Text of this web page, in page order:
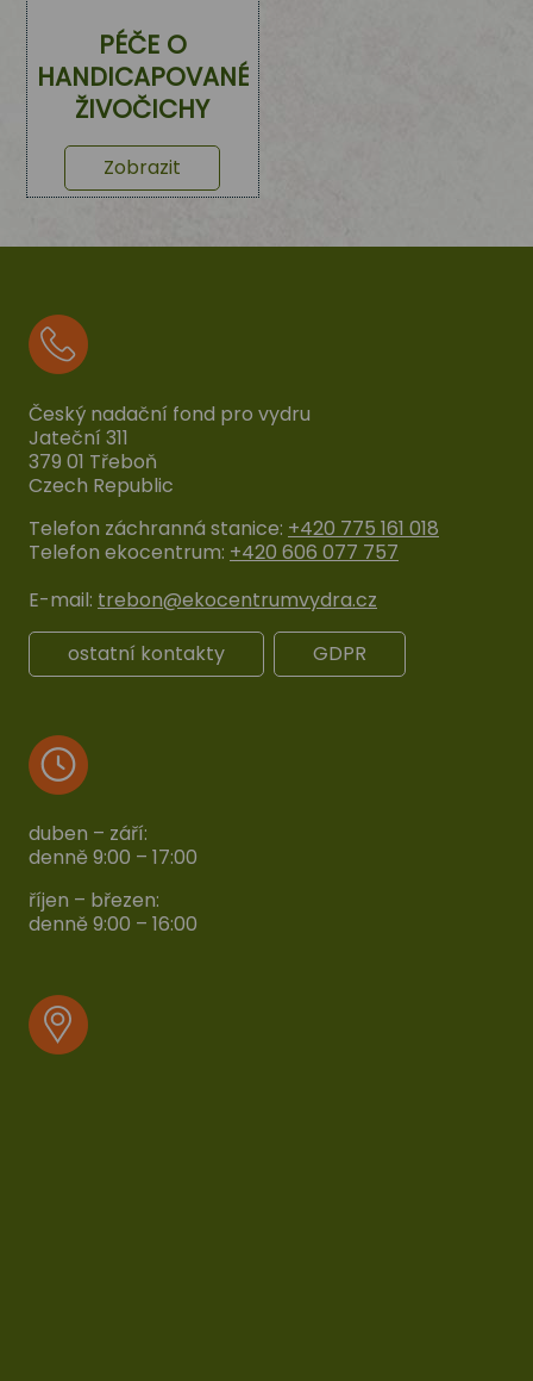
PÉČE O
HANDICAPOVANÉ
ŽIVOČICHY
Zobrazit
Český nadační fond pro vydru
Jateční 311
379 01 Třeboň
Czech Republic
Telefon záchranná stanice: +420 775 161 018
Telefon ekocentrum: +420 606 077 757
E-mail: trebon@ekocentrumvydra.cz
ostatní kontakty
GDPR
duben – září:
denně 9:00 – 17:00
říjen – březen:
denně 9:00 – 16:00